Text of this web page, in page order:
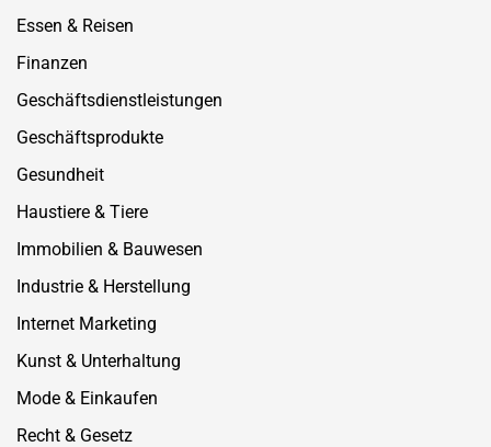
Essen & Reisen
Finanzen
Geschäftsdienstleistungen
Geschäftsprodukte
Gesundheit
Haustiere & Tiere
Immobilien & Bauwesen
Industrie & Herstellung
Internet Marketing
Kunst & Unterhaltung
Mode & Einkaufen
Recht & Gesetz